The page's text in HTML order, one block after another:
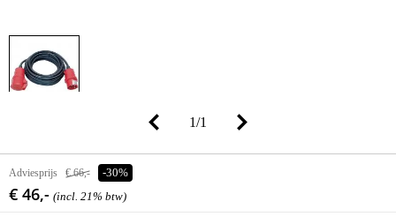
1/1
Adviesprijs € 66,- -30%
€ 46,- (incl. 21% btw)